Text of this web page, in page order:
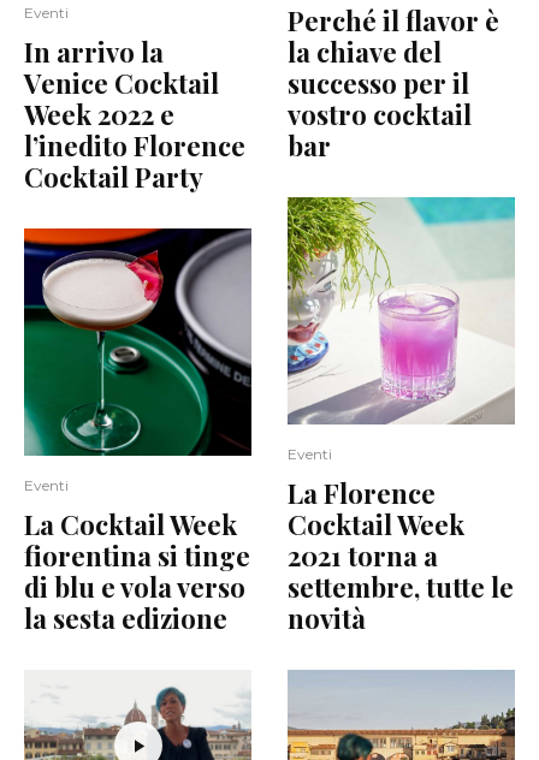
Eventi
In arrivo la
Venice Cocktail
Week 2022 e
l’inedito Florence
Cocktail Party
Eventi
La Cocktail Week
fiorentina si tinge
di blu e vola verso
la sesta edizione
Perché il flavor è
la chiave del
successo per il
vostro cocktail
bar
Eventi
La Florence
Cocktail Week
2021 torna a
settembre, tutte le
novità